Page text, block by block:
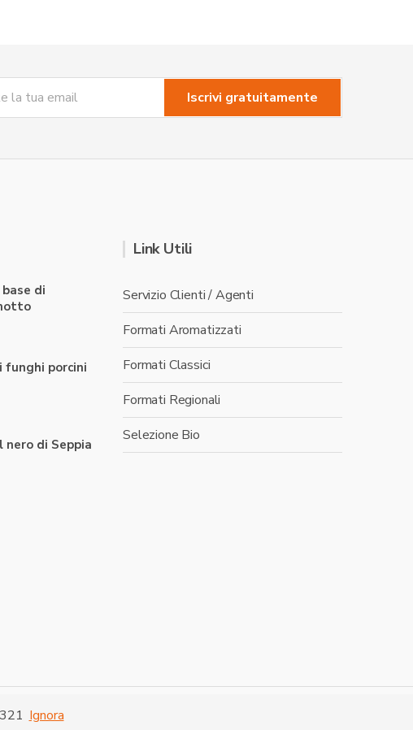
Ignora
di
funghi porcini
nero di Seppia
Link Utili
Servizio Clienti / Agenti
Formati Aromatizzati
Formati Classici
Formati Regionali
Selezione Bio
Via Caduti di Nassiriya -